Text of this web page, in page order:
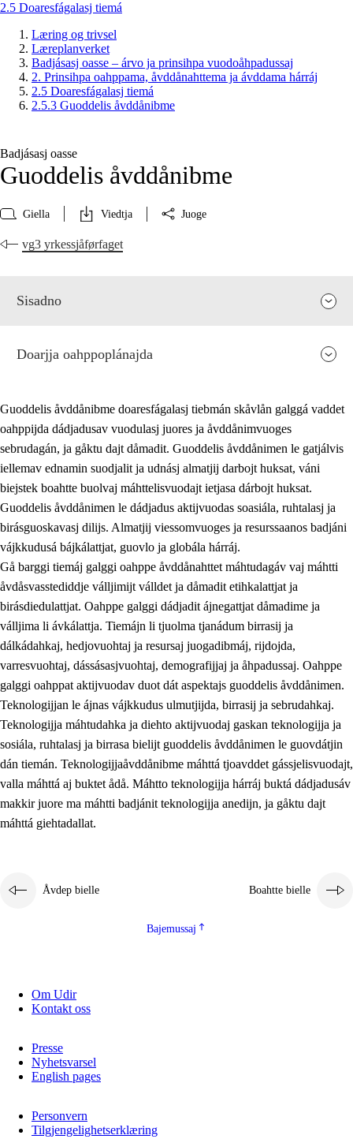
2.5 Doaresfágalasj tiemá
Læring og trivsel
Læreplanverket
Badjásasj oasse – árvo ja prinsihpa vuodoåhpadussaj
2. Prinsihpa oahppama, åvddånahttema ja ávddama hárráj
2.5 Doaresfágalasj tiemá
2.5.3 Guoddelis åvddånibme
Badjásasj oasse
Guoddelis åvddånibme
Giella Viedtja Juoge
vg3 yrkessjåførfaget
Sisadno
2. Prinsihpa oahppama, åvddånahttema ja ávddama hárráj
2.1 Sosiála oahppam ja åvddånibme
2.2 Máhtudahka fágáj hárráj
2.3 Vuodulasj tjehpudagá
2.4 Oahppat oahppat
Doaresfágalasj tiemá
2.5 Doaresfágalasj tiemá
2.5.1 Álmmukvarresvuohta ja iellemrijbadibme
Demokratijja ja guojmmeviesátvuohta
2.5.3 Guoddelis åvddånibme
Doarjja oahppoplánajda
Guoddelis åvddånibme doaresfágalasj tiebmán skåvlån galggá vaddet
oahppijda dádjadusav vuodulasj juores ja åvddånimvuoges
sebrudagán, ja gåktu dajt dåmadit. Guoddelis åvddånimen le gatjálvis
iellemav ednamin suodjalit ja udnásj almatjij darbojt huksat, váni
biejstek boahtte buolvaj máhttelisvuodajt ietjasa dárbojt huksat.
Guoddelis åvddånimen le dádjadus aktijvuodas soasiála, ruhtalasj ja
birásguoskavasj dilijs. Almatjij viessomvuoges ja resurssaanos badjáni
vájkkudusá bájkálattjat, guovlo ja globála hárráj.
Gå barggi tiemáj galggi oahppe åvddånahttet máhtudagáv vaj máhtti
åvdåsvasstediddje válljimijt válldet ja dåmadit etihkalattjat ja
birásdiedulattjat. Oahppe galggi dádjadit ájnegattjat dåmadime ja
válljima li ávkálattja. Tiemájn li tjuolma tjanádum birrasij ja
dálkádahkaj, hedjovuohtaj ja resursaj juogadibmáj, rijdojda,
varresvuohtaj, dássásasjvuohtaj, demografijjaj ja åhpadussaj. Oahppe
galggi oahppat aktijvuodav duot dát aspektajs guoddelis åvddånimen.
Teknologijjan le ájnas vájkkudus ulmutjijda, birrasij ja sebrudahkaj.
Teknologijja máhtudahka ja diehto aktijvuodaj gaskan teknologijja ja
sosiála, ruhtalasj ja birrasa bielijt guoddelis åvddånimen le guovdátjin
dán tiemán. Teknologijjaåvddånibme máhttá tjoavddet gássjelisvuodajt,
valla máhttá aj buktet ådå. Máhtto teknologijja hárráj buktá dádjadusáv
makkir juore ma máhtti badjánit teknologijja anedijn, ja gåktu dajt
máhttá giehtadallat.
Åvdep bielle Boahtte bielle
Bajemussaj
Om Udir
Kontakt oss
Presse
Nyhetsvarsel
English pages
Personvern
Tilgjengelighetserklæring